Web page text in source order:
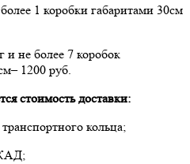
1 коробки габаритами 30см
и не более 7 коробок
1200 руб.
стоимость доставки:
кольца;